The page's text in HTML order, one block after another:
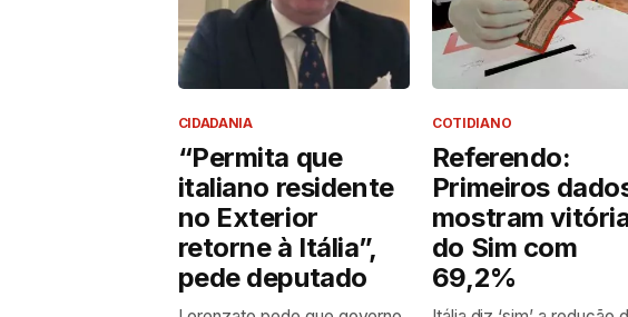
CIDADANIA
“Permita que
italiano residente
no Exterior
retorne à Itália”,
pede deputado
COTIDIANO
Referendo:
Primeiros
mostram
do Sim com
69,2%